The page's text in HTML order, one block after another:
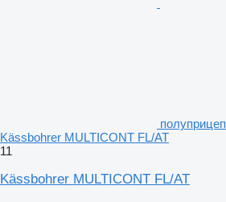
Kässbohrer MULTICONT FL/AT
11
Kässbohrer MULTICONT FL/AT